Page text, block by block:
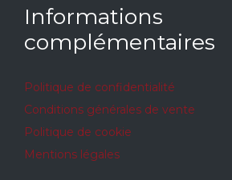
Informations
complémentaires
Politique de confidentialité
Conditions générales de vente
Politique de cookie
Mentions légales